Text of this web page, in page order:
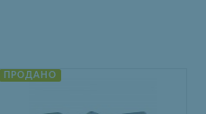
ПРОДАНО